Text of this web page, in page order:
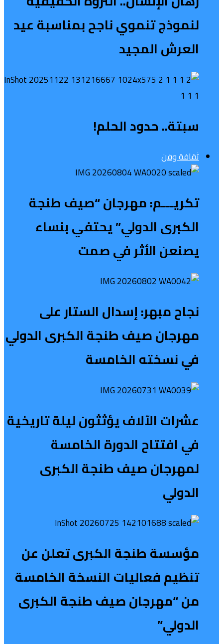
لنموذج تنموي ناجح بمناسبة عيد
العرش المجيد
سبتة.. حدود الحلم!
ثقافة وفن
تكريـــم: مهرجان “صيف طنجة
الكبرى الدولي” يحتفي بنساء
يصنعن الأثر في صمت
نجاح مبهر: إسدال الستار على
مهرجان صيف طنجة الكبرى الدولي
في نسخته الخامسة
عشرات الآلاف يؤثثون ليلة تاريخية
في افتتاح الدورة الخامسة
لمهرجان صيف طنجة الكبرى
الدولي
مؤسسة طنجة الكبرى تعلن عن
تنظيم فعاليات النسخة الخامسة
من “مهرجان صيف طنجة الكبرى
الدولي”